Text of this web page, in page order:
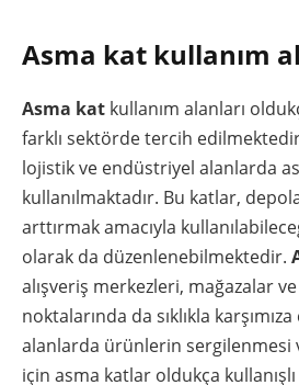
Asma kat kullanım
Asma kat kullanım alanları
farklı sektörde tercih
lojistik ve endüstriyel alanlarda
kullanılmaktadır. Bu katlar,
arttırmak amacıyla
olarak da düzenlenebilmektedir.
alışveriş merkezleri, mağazalar
noktalarında da sıklıkla
alanlarda ürünlerin sergilenmesi
için asma katlar oldukça